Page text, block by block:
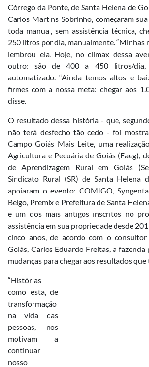
Córrego da Ponte, de Santa Helena de
Carlos Martins Sobrinho, começaram
toda manual, sem assistência técnica,
250 litros por dia, manualmente. “Minhas
lembrou ela. Hoje, no clímax dessa
outro: são de 400 a 450 litros/dia,
automatizado. “Ainda temos altos e
firmes com a nossa meta: chegar aos
disse.
O resultado dessa história - que,
não terá desfecho tão cedo - foi
Campo Goiás Mais Leite, uma
Agricultura e Pecuária de Goiás (Faeg),
de Aprendizagem Rural em Goiás
Sindicato Rural (SR) de Santa Helena
apoiaram o evento: COMIGO,
Belgo, Premix e Prefeitura de Santa
é um dos mais antigos inscritos no
assistência em sua propriedade desde
cinco anos, de acordo com o
Goiás, Carlos Eduardo Freitas, a
mudanças para chegar aos resultados que
“Histórias
como esta, de
transformação
na vida das
pessoas, nos
motivam a
continuar
nosso